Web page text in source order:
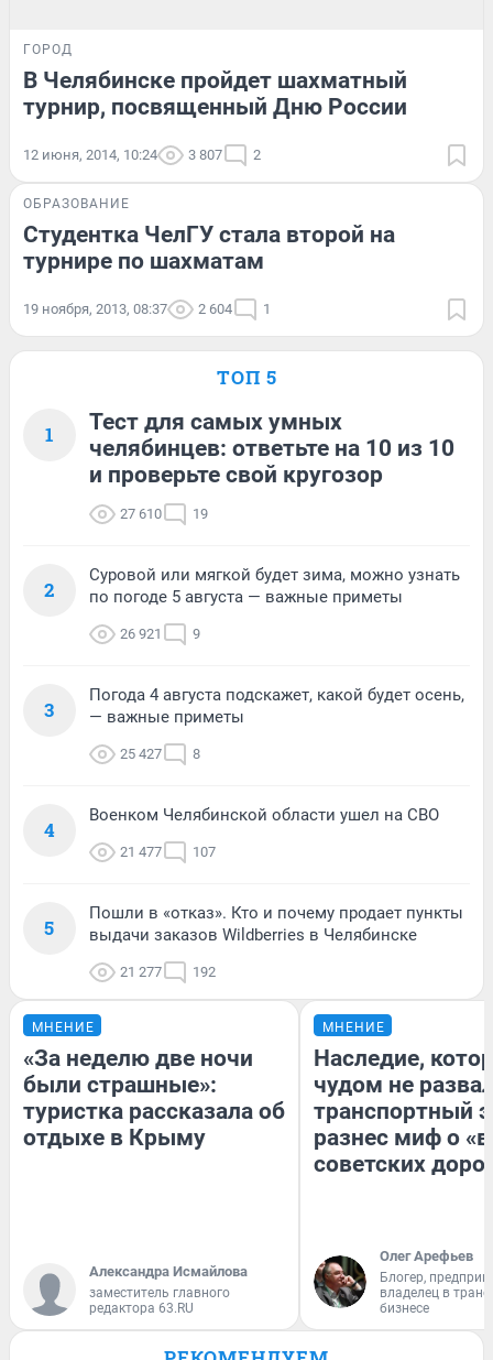
ГОРОД
В Челябинске пройдет шахматный
турнир, посвященный Дню России
12 июня, 2014, 10:24 3 807 2
ОБРАЗОВАНИЕ
Студентка ЧелГУ стала второй на
турнире по шахматам
19 ноября, 2013, 08:37 2 604 1
ТОП 5
1
Тест для самых умных
челябинцев: ответьте на 10 из 10
и проверьте свой кругозор
27 610 19
2
Суровой или мягкой будет зима, можно узнать
по погоде 5 августа — важные приметы
26 921 9
3
Погода 4 августа подскажет, какой будет осень,
— важные приметы
25 427 8
4
Военком Челябинской области ушел на СВО
21 477 107
5
Пошли в «отказ». Кто и почему продает пункты
выдачи заказов Wildberries в Челябинске
21 277 192
МНЕНИЕ
«За неделю две ночи
были страшные»:
туристка рассказала об
отдыхе в Крыму
Александра Исмайлова
заместитель главного
редактора 63.RU
МНЕНИЕ
Наследие,
чудом не
транспортный
разнес миф о
советских
Олег Арефьев
Блогер,
владелец в
бизнесе